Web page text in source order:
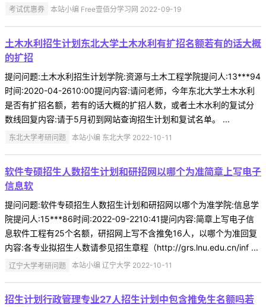
考试优惠券 本站小编 Free壹佰分学习网 2022-09-19
土木水利招生计划东北大学土木水利有扩招名额若有的话大概
的扩招
提问问题:土木水利招生计划学院:资源与土木工程学院提问人:13***94
时间:2020-04-2610:00提问内容:请问老师，今年东北大学土木水利
是否有扩招名额，若有的话大概的扩招人数，或者土木水利的复试分
数线回复内容:请于5月初到网站查询招生计划和复试名单。 ...
东北大学考研问题 本站小编 东北大学 2022-10-11
软件专硕招生人数招生计划和研招网以哪个为准简章上写电子
信息软
提问问题:软件专硕招生人数招生计划和研招网以哪个为准学院:信息学
院提问人:15***86时间:2022-09-2210:41提问内容:简章上写电子信
息软件工程有25个名额，研招网上写不含推免16人，以哪个为准回复
内容:各专业拟招生人数请参见招生章程（http://grs.lnu.edu.cn/inf ...
辽宁大学考研问题 本站小编 辽宁大学 2022-10-11
招生计划行政管理专业27人招生计划中包含推免生名额吗若